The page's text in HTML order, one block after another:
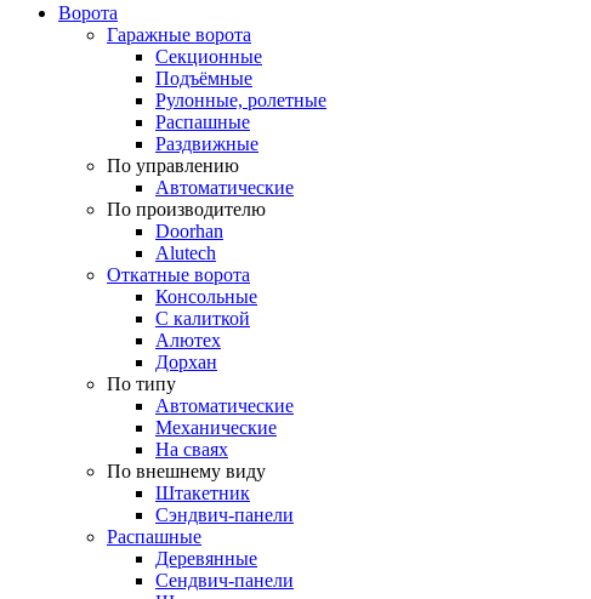
Ворота
Гаражные ворота
Секционные
Подъёмные
Рулонные, ролетные
Распашные
Раздвижные
По управлению
Автоматические
По производителю
Doorhan
Alutech
Откатные ворота
Консольные
С калиткой
Алютех
Дорхан
По типу
Автоматические
Механические
На сваях
По внешнему виду
Штакетник
Сэндвич-панели
Распашные
Деревянные
Сендвич-панели